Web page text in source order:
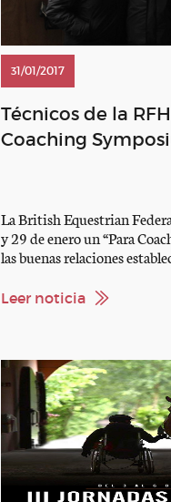
31/01/2017
Técnicos de la
Coaching
La British Equestrian
y 29 de enero un “Para
las buenas relaciones
tuvimos el gran honor de
Leer noticia